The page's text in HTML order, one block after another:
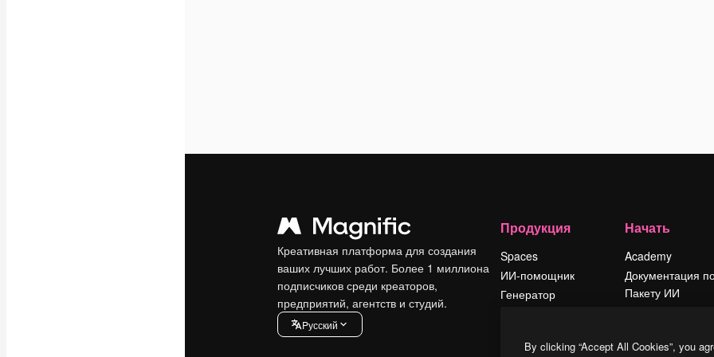
Креативная платформа для создания
ваших лучших работ. Более 1 миллиона
подписчиков среди креаторов,
предприятий, агентств и студий.
Pусский
Продукция
Spaces
ИИ-помощник
Генератор
Начать
Academy
Документация
Пакету ИИ
Условия и
By clicking “Accept All Cookies”, you